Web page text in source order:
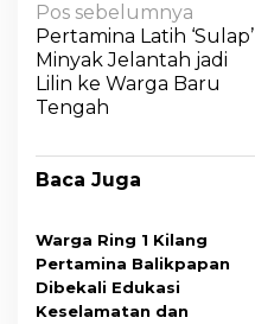
Pos sebelumnya
Pertamina Latih ‘Sulap’
Minyak Jelantah jadi
Lilin ke Warga Baru
Tengah
Baca Juga
Warga Ring 1 Kilang
Pertamina Balikpapan
Dibekali Edukasi
Keselamatan dan